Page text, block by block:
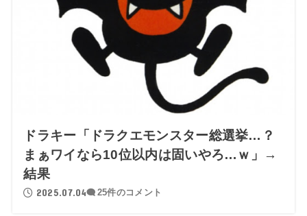
ドラキー「ドラクエモンスター総選挙…？
まぁワイなら10位以内は固いやろ…ｗ」→
結果
2025.07.04 25件のコメント